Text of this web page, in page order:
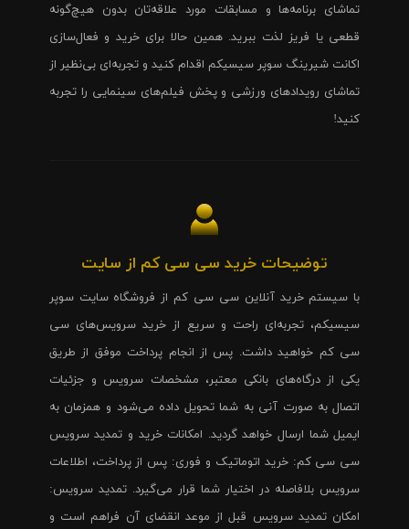
تماشای برنامه‌ها و مسابقات مورد علاقه‌تان بدون هیچ‌گونه
قطعی یا فریز لذت ببرید. همین حالا برای خرید و فعال‌سازی
اکانت شیرینگ سوپر سیسیکم اقدام کنید و تجربه‌ای بی‌نظیر از
تماشای رویدادهای ورزشی و پخش فیلم‌های سینمایی را تجربه
کنید!
توضیحات خرید سی سی کم از سایت
با سیستم خرید آنلاین سی سی کم از فروشگاه سایت سوپر
سیسیکم، تجربه‌ای راحت و سریع از خرید سرویس‌های سی
سی کم خواهید داشت. پس از انجام پرداخت موفق از طریق
یکی از درگاه‌های بانکی معتبر، مشخصات سرویس و جزئیات
اتصال به صورت آنی به شما تحویل داده می‌شود و همزمان به
ایمیل شما ارسال خواهد گردید. امکانات خرید و تمدید سرویس
سی سی کم: خرید اتوماتیک و فوری: پس از پرداخت، اطلاعات
سرویس بلافاصله در اختیار شما قرار می‌گیرد. تمدید سرویس:
امکان تمدید سرویس قبل از موعد انقضای آن فراهم است و